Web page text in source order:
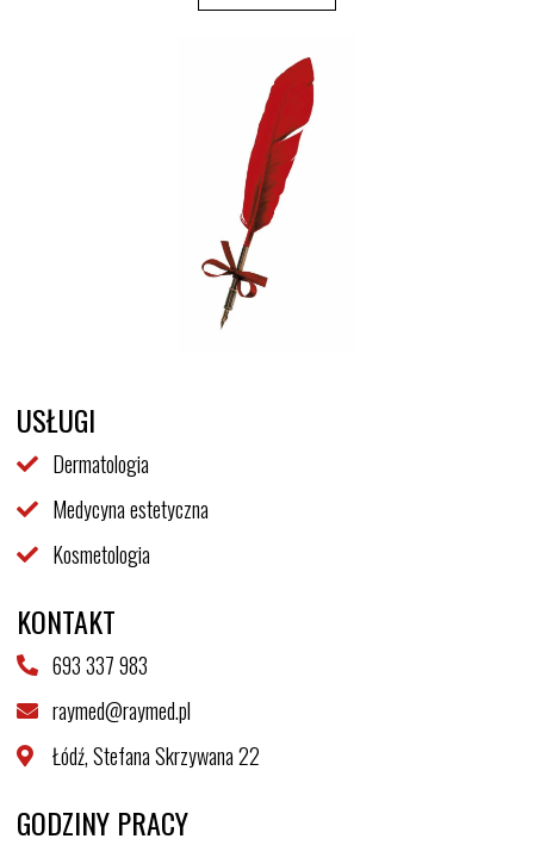
USŁUGI
Dermatologia
Medycyna estetyczna
Kosmetologia
KONTAKT
693 337 983
raymed@raymed.pl
Łódź, Stefana Skrzywana 22
GODZINY PRACY